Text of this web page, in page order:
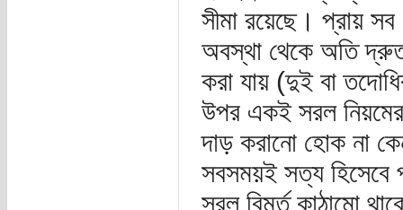
সীমা রয়েছে। প্রায় সব
অবস্থা থেকে অতি
করা যায় (দুই বা
উপর একই সরল
দাড় করানো হোক না
সবসময়ই সত্য হিসেবে
সরল বিমূর্ত কাঠামো